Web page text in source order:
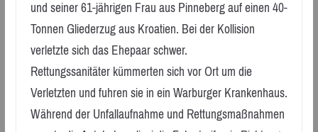
und seiner 61-jährigen Frau aus Pinneberg auf einen 40-
Tonnen Gliederzug aus Kroatien. Bei der Kollision
verletzte sich das Ehepaar schwer.
Rettungssanitäter kümmerten sich vor Ort um die
Verletzten und fuhren sie in ein Warburger Krankenhaus.
Während der Unfallaufnahme und Rettungsmaßnahmen